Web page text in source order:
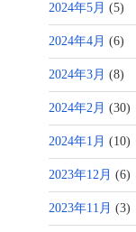
2024年5月 (5)
2024年4月 (6)
2024年3月 (8)
2024年2月 (30)
2024年1月 (10)
2023年12月 (6)
2023年11月 (3)